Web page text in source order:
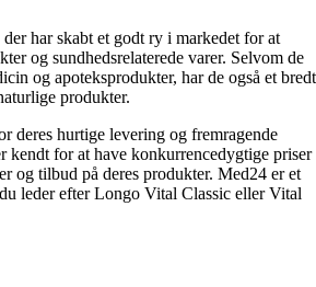
har skabt et godt ry i markedet for at
og sundhedsrelaterede varer. Selvom de
og apoteksprodukter, har de også et bredt
produkter.
deres hurtige levering og fremragende
kendt for at have konkurrencedygtige priser
og tilbud på deres produkter. Med24 er et
leder efter Longo Vital Classic eller Vital